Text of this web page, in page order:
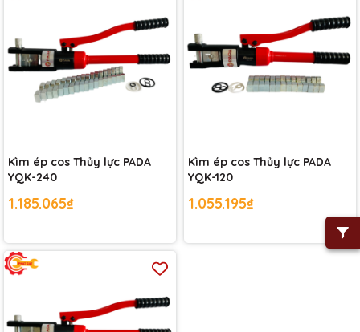
Kìm ép cos Thủy lực PADA
YQK-240
1.185.065₫
Kìm ép cos Thủy lực PADA
YQK-120
1.055.195₫